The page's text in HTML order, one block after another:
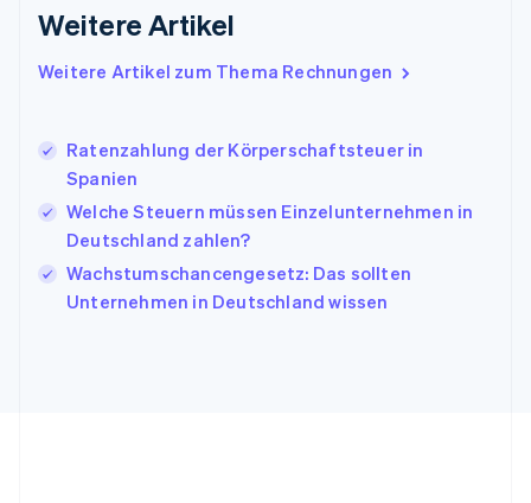
Weitere Artikel
Weitere Artikel zum Thema Rechnungen
Ratenzahlung der Körperschaftsteuer in
Spanien
Welche Steuern müssen Einzelunternehmen in
Deutschland zahlen?
Wachstumschancengesetz: Das sollten
Unternehmen in Deutschland wissen
Indien
Irland
ItalianoEnglish
Japan
Kanada
EnglishFrançais
Kroatien
English Italiano